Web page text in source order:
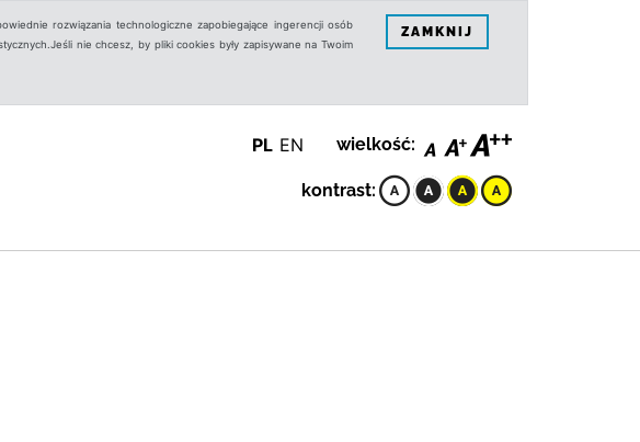
rozwiązania technologiczne zapobiegające ingerencji osób
nie chcesz, by pliki cookies były zapisywane na Twoim
ZAMKNIJ
PL EN wielkość:
kontrast: